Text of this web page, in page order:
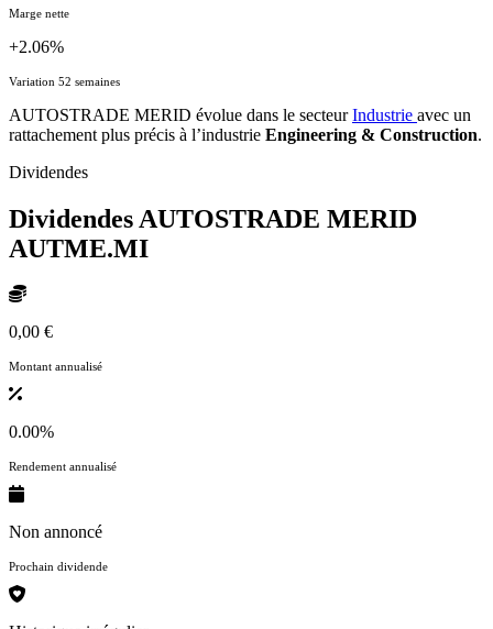
Marge nette
+2.06%
Variation 52 semaines
AUTOSTRADE MERID évolue dans le secteurIndustrie avec un
rattachement plus précis à l’industrie Engineering & Construction.
Dividendes
Dividendes AUTOSTRADE MERID
AUTME.MI
0,00 €
Montant annualisé
0.00%
Rendement annualisé
Non annoncé
Prochain dividende